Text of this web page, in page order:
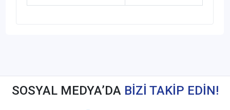
SOSYAL MEDYA’DA BİZİ TAKİP EDİN!